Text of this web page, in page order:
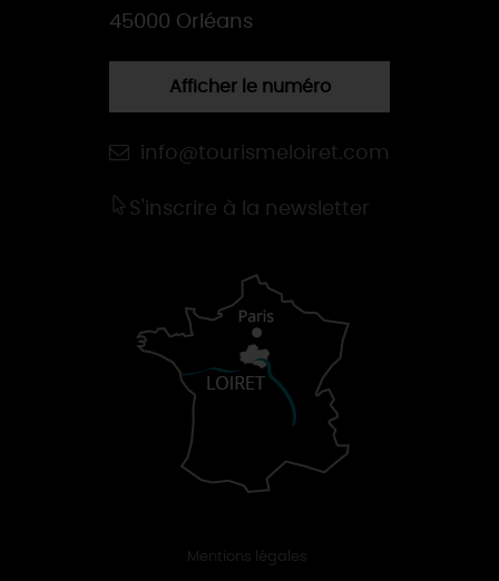
45000 Orléans
Afficher le numéro
info@tourismeloiret.com
S'inscrire à la newsletter
Mentions légales